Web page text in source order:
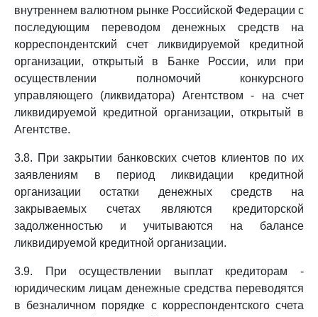
внутреннем валютном рынке Российской Федерации с
последующим переводом денежных средств на
корреспондентский счет ликвидируемой кредитной
организации, открытый в Банке России, или при
осуществлении полномочий конкурсного
управляющего (ликвидатора) Агентством - на счет
ликвидируемой кредитной организации, открытый в
Агентстве.
3.8. При закрытии банковских счетов клиентов по их
заявлениям в период ликвидации кредитной
организации остатки денежных средств на
закрываемых счетах являются кредиторской
задолженностью и учитываются на балансе
ликвидируемой кредитной организации.
3.9. При осуществлении выплат кредиторам -
юридическим лицам денежные средства переводятся
в безналичном порядке с корреспондентского счета